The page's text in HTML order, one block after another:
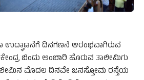
ಉದ್ಘಾಟನೆಗೆ ದಿನಗಣನೆ ಆರಂಭವಾಗಿರುವ
ಬಿಂದು ಅಂಬಾರಿ ಹೊರುವ ತಾಲೀಮಿಗು
ಮೊದಲ ದಿನವೇ ಜನಸ್ತೋಮ ರಸ್ತೆಯ